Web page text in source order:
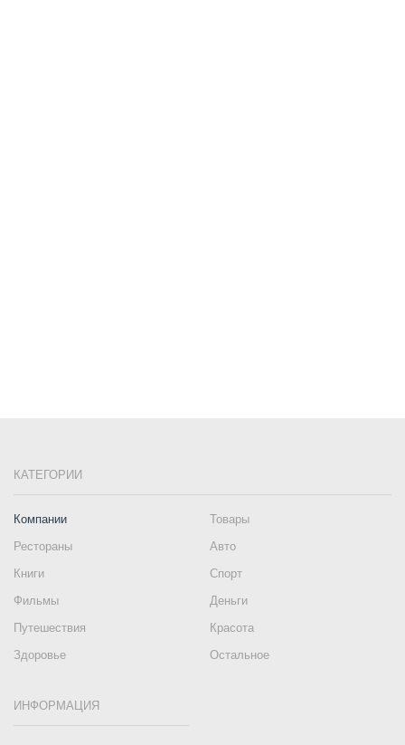
КАТЕГОРИИ
Компании
Товары
Рестораны
Авто
Книги
Спорт
Фильмы
Деньги
Путешествия
Красота
Здоровье
Остальное
ИНФОРМАЦИЯ